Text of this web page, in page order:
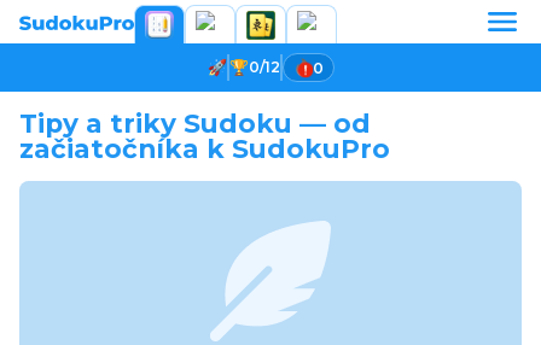
0/12 0
Tipy a triky Sudoku — od
začiatočníka k SudokuPro